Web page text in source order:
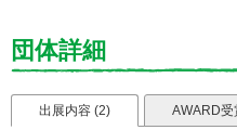
団体詳細
出展内容 (2) AWARD受